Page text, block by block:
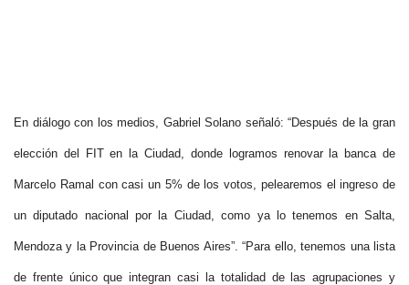
En diálogo con los medios, Gabriel Solano señaló: “Después de la gran
elección del FIT en la Ciudad, donde logramos renovar la banca de
Marcelo Ramal con casi un 5% de los votos, pelearemos el ingreso de
un diputado nacional por la Ciudad, como ya lo tenemos en Salta,
Mendoza y la Provincia de Buenos Aires”. “Para ello, tenemos una lista
de frente único que integran casi la totalidad de las agrupaciones y